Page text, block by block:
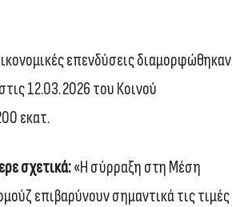
επενδύσεις διαμορφώθηκαν
12.03.2026 του Κοινού
εκατ.
σχετικά:«Η σύρραξη στη Μέση
επιβαρύνουν σημαντικά τις τιμές